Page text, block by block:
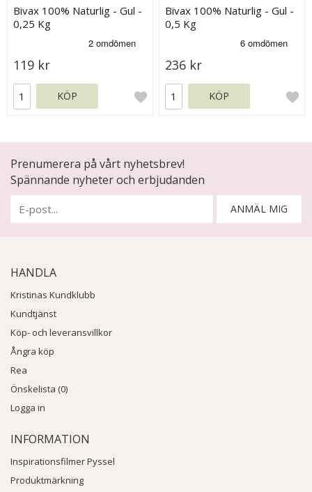
Bivax 100% Naturlig - Gul -
0,25 Kg
119 kr
KÖP
Bivax 100% Naturlig - Gul -
0,5 Kg
236 kr
KÖP
Prenumerera på vårt nyhetsbrev!
Spännande nyheter och erbjudanden
ANMÄL MIG
HANDLA
Kristinas Kundklubb
Kundtjänst
Köp- och leveransvillkor
Ångra köp
Rea
Önskelista (0)
Logga in
INFORMATION
Inspirationsfilmer Pyssel
Produktmärkning